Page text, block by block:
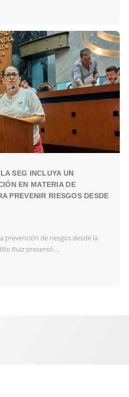
SEG INCLUYA UN
EN MATERIA DE
PREVENIR RIESGOS DESDE
prevención de riesgos desde la
Ruiz presentó....